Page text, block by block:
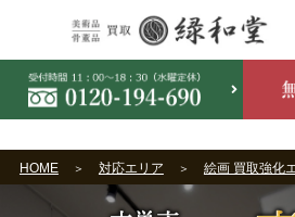
HOME 対応エリア 絵画 買取強化